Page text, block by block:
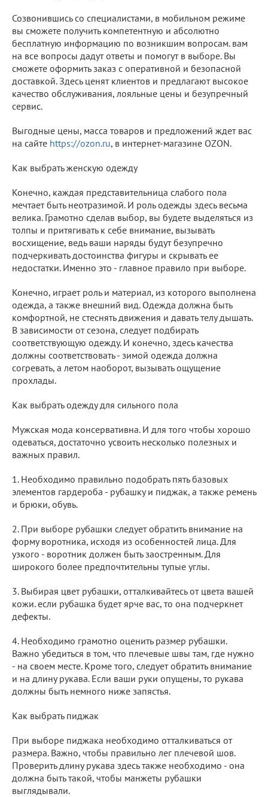
Созвонившись со специалистами, в мобильном режиме
вы сможете получить компетентную и абсолютно
бесплатную информацию по возникшим вопросам. вам
на все вопросы дадут ответы и помогут в выборе. Вы
сможете оформить заказ с оперативной и безопасной
доставкой. Здесь ценят клиентов и предлагают высокое
качество обслуживания, лояльные цены и безупречный
сервис.
Выгодные цены, масса товаров и предложений ждет вас
на сайте https://ozon.ru, в интернет-магазине OZON.
Как выбрать женскую одежду
Конечно, каждая представительница слабого пола
мечтает быть неотразимой. И роль одежды здесь весьма
велика. Грамотно сделав выбор, вы будете выделяться из
толпы и притягивать к себе внимание, вызывать
восхищение, ведь ваши наряды будут безупречно
подчеркивать достоинства фигуры и скрывать ее
недостатки. Именно это - главное правило при выборе.
Конечно, играет роль и материал, из которого выполнена
одежда, а также внешний вид. Одежда должна быть
комфортной, не стеснять движения и давать телу дышать.
В зависимости от сезона, следует подбирать
соответствующую одежду. И конечно, здесь качества
должны соответствовать - зимой одежда должна
согревать, а летом наоборот, вызывать ощущение
прохлады.
Как выбрать одежду для сильного пола
Мужская мода консервативна. И для того чтобы хорошо
одеваться, достаточно усвоить несколько полезных и
важных правил.
1. Необходимо правильно подобрать пять базовых
элементов гардероба - рубашку и пиджак, а также ремень
и брюки, обувь.
2. При выборе рубашки следует обратить внимание на
форму воротника, исходя из особенностей лица. Для
узкого - воротник должен быть заостренным. Для
широкого более предпочтительны тупые углы.
3. Выбирая цвет рубашки, отталкивайтесь от цвета вашей
кожи. если рубашка будет ярче вас, то она подчеркнет
дефекты.
4. Необходимо грамотно оценить размер рубашки.
Важно убедиться в том, что плечевые швы там, где нужно
- на своем месте. Кроме того, следует обратить внимание
и на длину рукава. Если ваши руки опущены, то рукава
должны быть немного ниже запястья.
Как выбрать пиджак
При выборе пиджака необходимо отталкиваться от
размера. Важно, чтобы правильно лег плечевой шов.
Проверить длину рукава здесь также необходимо - она
должна быть такой, чтобы манжеты рубашки
выглядывали.